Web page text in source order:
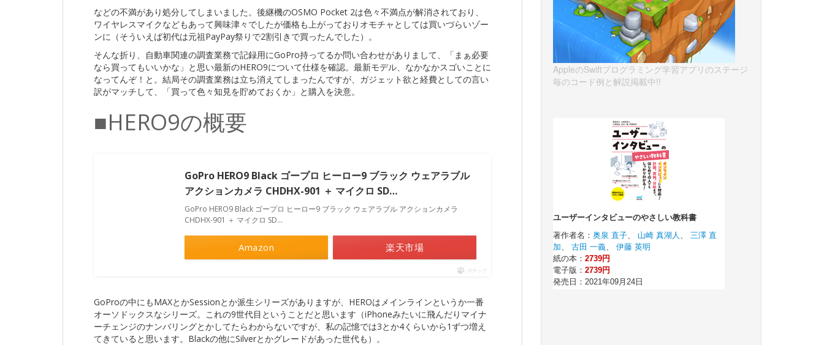
などの不満があり処分してしまいました。後継機のOSMO Pocket 2は色々不満点が解消されており、
ワイヤレスマイクなどもあって興味津々でしたが価格も上がっておりオモチャとしては買いづらいゾー
ンに（そういえば初代は元祖PayPay祭りで2割引きで買ったんでした）。
そんな折り、自動車関連の調査業務で記録用にGoPro持ってるか問い合わせがありまして、「まぁ必要
なら買ってもいいかな」と思い最新のHERO9について仕様を確認。最新モデル、なかなかスゴいことに
なってんぞ！と。結局その調査業務は立ち消えてしまったんですが、ガジェット欲と経費としての言い
訳がマッチして、「買って色々知見を貯めておくか」と購入を決意。
■HERO9の概要
GoPro HERO9 Black ゴープロ ヒーロー9 ブラック ウェアラブル
アクションカメラ CHDHX-901 ＋ マイクロ SD…
GoPro HERO9 Black ゴープロ ヒーロー9 ブラック ウェアラブル アクションカメラ
CHDHX-901 ＋ マイクロ SD...
Amazon 楽天市場
ポチップ
GoProの中にもMAXとかSessionとか派生シリーズがありますが、HEROはメインラインというか一番
オーソドックスなシリーズ。これの9世代目ということだと思います（iPhoneみたいに飛んだりマイナ
ーチェンジのナンバリングとかしてたらわからないですが、私の記憶では3とか4くらいから1ずつ増え
てきていると思います。Blackの他にSilverとかグレードがあった世代も）。
AppleのSwiftプログラミング学習アプリのステージ
毎のコード例と解説掲載中!!